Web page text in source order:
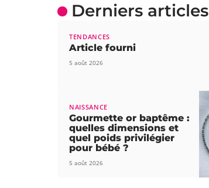
Derniers articles
TENDANCES
Article fourni
5 août 2026
NAISSANCE
Gourmette or baptême :
quelles dimensions et
quel poids privilégier
pour bébé ?
5 août 2026